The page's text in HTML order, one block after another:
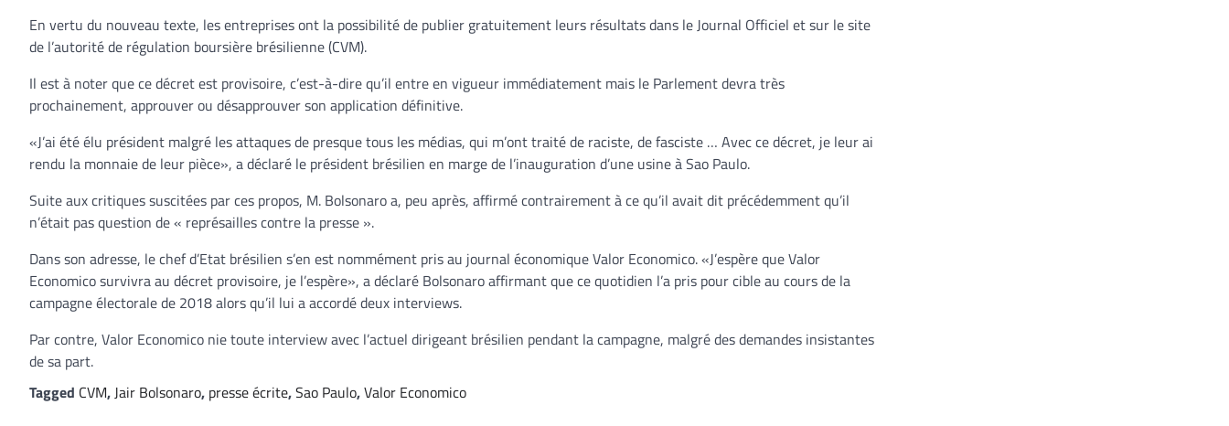
En vertu du nouveau texte, les entreprises ont la possibilité de publier gratuitement leurs résultats dans le Journal Officiel et sur le site
de l’autorité de régulation boursière brésilienne (CVM).
Il est à noter que ce décret est provisoire, c’est-à-dire qu’il entre en vigueur immédiatement mais le Parlement devra très
prochainement, approuver ou désapprouver son application définitive.
«J’ai été élu président malgré les attaques de presque tous les médias, qui m’ont traité de raciste, de fasciste … Avec ce décret, je leur ai
rendu la monnaie de leur pièce», a déclaré le président brésilien en marge de l’inauguration d’une usine à Sao Paulo.
Suite aux critiques suscitées par ces propos, M. Bolsonaro a, peu après, affirmé contrairement à ce qu’il avait dit précédemment qu’il
n’était pas question de « représailles contre la presse ».
Dans son adresse, le chef d’Etat brésilien s’en est nommément pris au journal économique Valor Economico. «J’espère que Valor
Economico survivra au décret provisoire, je l’espère», a déclaré Bolsonaro affirmant que ce quotidien l’a pris pour cible au cours de la
campagne électorale de 2018 alors qu’il lui a accordé deux interviews.
Par contre, Valor Economico nie toute interview avec l’actuel dirigeant brésilien pendant la campagne, malgré des demandes insistantes
de sa part.
Tagged CVM, Jair Bolsonaro, presse écrite,Sao Paulo,Valor Economico